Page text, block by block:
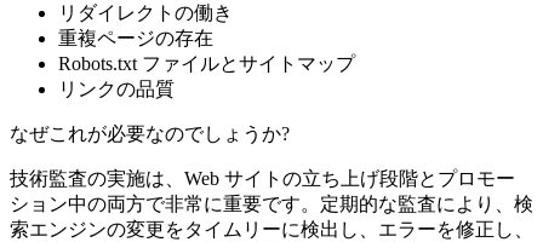
リダイレクトの働き
重複ページの存在
Robots.txt ファイルとサイトマップ
リンクの品質
なぜこれが必要なのでしょうか?
技術監査の実施は、Web サイトの立ち上げ段階とプロモー
ション中の両方で非常に重要です。定期的な監査により、検
索エンジンの変更をタイムリーに検出し、エラーを修正し、